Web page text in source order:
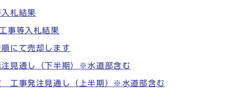
札結果
事等入札結果
にて売却します
見通し（下半期）※水道部含む
工事発注見通し（上半期）※水道部含む